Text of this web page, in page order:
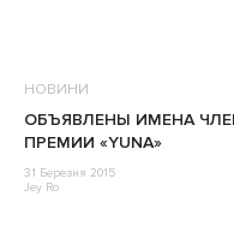
НОВИНИ
ОБЪЯВЛЕНЫ ИМЕНА
ПРЕМИИ «YUNA»
31 Березня 2015
Jey Ro